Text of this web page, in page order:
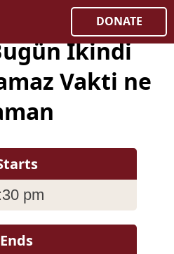
DONATE
İkindi
Vakti ne
pm
Ends